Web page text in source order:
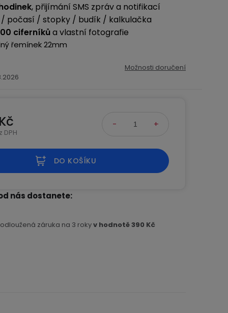
, přijímání SMS zpráv a notifikací
počasí / stopky / budík / kalkulačka
ciferníkůa vlastní fotografie
řemínek 22mm
Možnosti doručení
DPH
DO KOŠÍKU
nás dostanete
záruka na 3 rokyv hodnotě 390 Kč